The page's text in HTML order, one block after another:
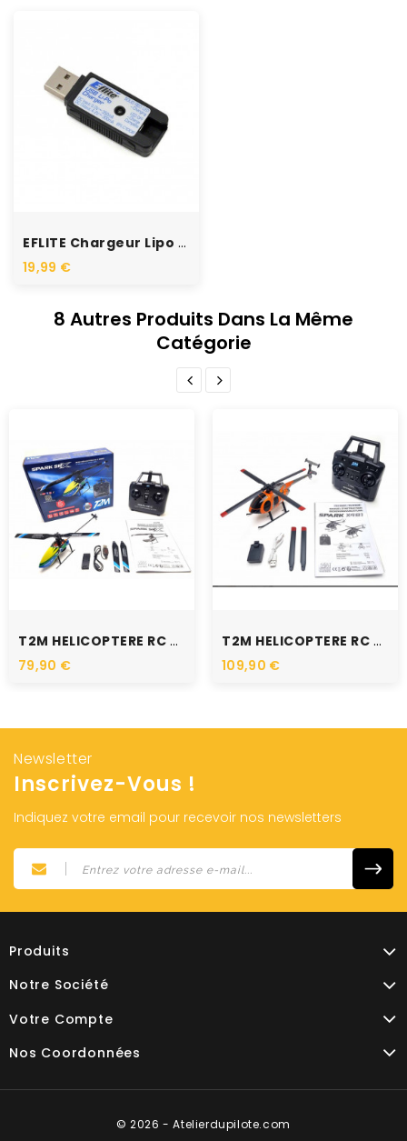
EFLITE Chargeur Lipo 1s...
19,99 €
8 Autres Produits Dans La Même
Catégorie
T2M HELICOPTERE RC SPARK...
79,90 €
T2M HELICOPTERE RC SPARK...
109,90 €
Newsletter
Inscrivez-Vous !
Indiquez votre email pour recevoir nos newsletters
Produits
Notre Société
Votre Compte
Nos Coordonnées
© 2026 - Atelierdupilote.com